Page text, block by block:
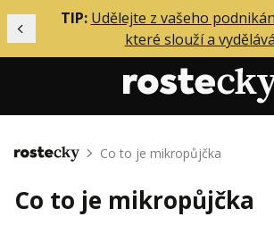
Předchozí
TIP: Udělejte z vašeho
které slouží a vydělává
Mentoring
Solo
Domů Co to je mikropůjčka
Co to je mikropůjčka